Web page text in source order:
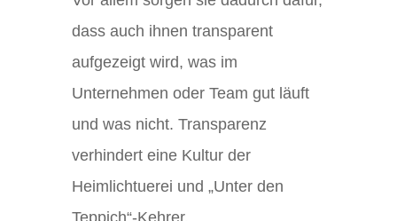
dass auch ihnen transparent
aufgezeigt wird, was im
Unternehmen oder Team gut läuft
und was nicht. Transparenz
verhindert eine Kultur der
Heimlichtuerei und „Unter den
Teppich“-Kehrer.